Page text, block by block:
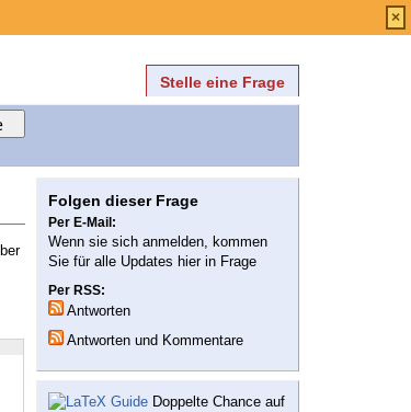
Stelle eine Frage
Folgen dieser Frage
Per E-Mail:
Wenn sie sich anmelden, kommen
Sie für alle Updates hier in Frage
Per RSS:
Antworten
Antworten und Kommentare
Doppelte Chance auf
×